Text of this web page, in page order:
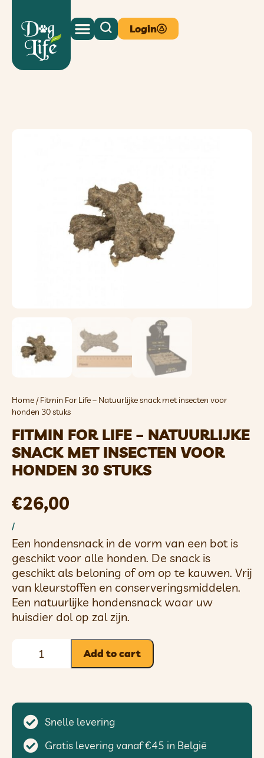
Login
Home / Fitmin For Life – Natuurlijke snack met insecten voor
honden 30 stuks
FITMIN FOR LIFE – NATUURLIJKE
SNACK MET INSECTEN VOOR
HONDEN 30 STUKS
€26,00
/
Een hondensnack in de vorm van een bot is
geschikt voor alle honden. De snack is
geschikt als beloning of om op te kauwen. Vrij
van kleurstoffen en conserveringsmiddelen.
Een natuurlijke hondensnack waar uw
huisdier dol op zal zijn.
Add to cart
Snelle levering
Gratis levering vanaf €45 in België